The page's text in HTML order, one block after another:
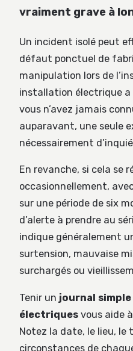
vraiment grave à
Un incident isolé peut
défaut ponctuel de
manipulation lors de
installation électrique a
vous n’avez jamais
auparavant, une seule
nécessairement
En revanche, si cela se
occasionnellement,
sur une période de six
d’alerte à prendre au
indique généralement
surtension, mauvaise
surchargés ou
Tenir un journal
électriques vous aide
Notez la date, le lieu, le
circonstances de